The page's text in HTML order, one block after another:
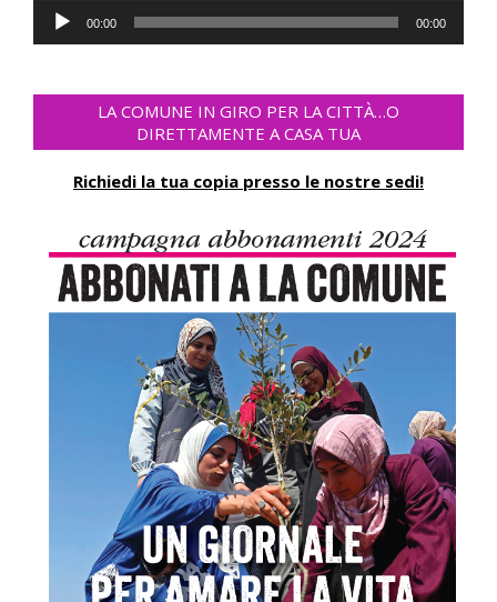
Audio
Player
00:00 00:00
LA COMUNE IN GIRO PER LA CITTÀ…O
DIRETTAMENTE A CASA TUA
Richiedi la tua copia presso le nostre sedi!